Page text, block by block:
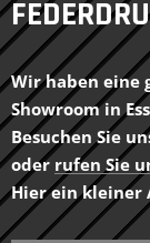
Wir haben eine
Showroom in
Besuchen Sie
oder rufen Sie
Hier ein kleiner